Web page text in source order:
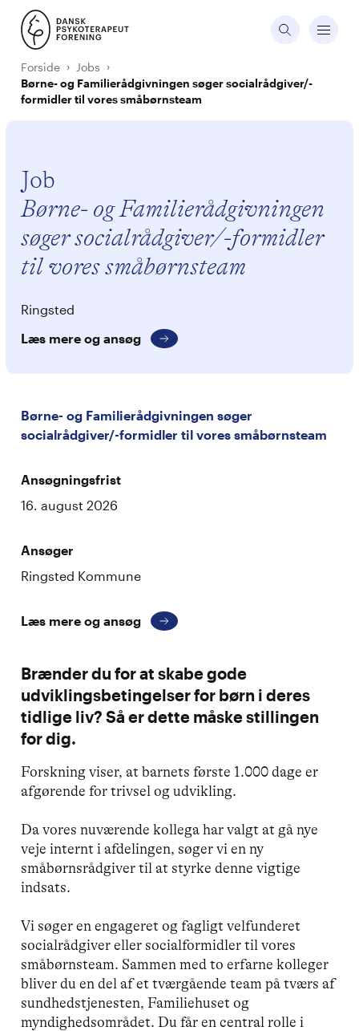
Forside
Jobs
Børne- og Familierådgivningen søger socialrådgiver/-
formidler til vores småbørnsteam
Job
Børne- og Familierådgivningen
søger socialrådgiver/-formidler
til vores småbørnsteam
Ringsted
Læs mere og ansøg
Børne- og Familierådgivningen søger
socialrådgiver/-formidler til vores småbørnsteam
Ansøgningsfrist
16. august 2026
Ansøger
Ringsted Kommune
Læs mere og ansøg
Brænder du for at skabe gode
udviklingsbetingelser for børn i deres
tidlige liv? Så er dette måske stillingen
for dig.
Forskning viser, at barnets første 1.000 dage er
afgørende for trivsel og udvikling.
Da vores nuværende kollega har valgt at gå nye
veje internt i afdelingen, søger vi en ny
småbørnsrådgiver til at styrke denne vigtige
indsats.
Vi søger en engageret og fagligt velfunderet
socialrådgiver eller socialformidler til vores
småbørnsteam. Sammen med to erfarne kolleger
bliver du en del af et tværgående team på tværs af
sundhedstjenesten, Familiehuset og
myndighedsområdet. Du får en central rolle i